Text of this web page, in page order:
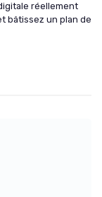
réellement
bâtissez un plan de